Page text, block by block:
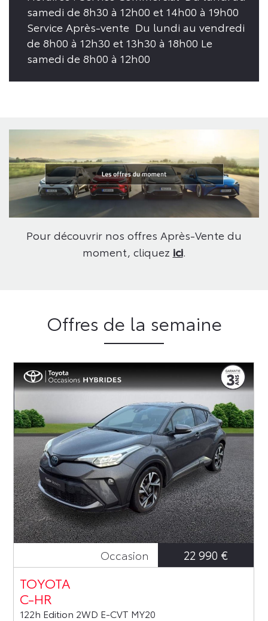
samedi de 8h30 à 12h00 et 14h00 à 19h00
Service Après-vente Du lundi au vendredi
de 8h00 à 12h30 et 13h30 à 18h00 Le
samedi de 8h00 à 12h00
Pour découvrir nos offres Après-Vente du
moment, cliquez ici.
Offres de la semaine
Occasion 22 990 €
TOYOTA
C-HR
122h Edition 2WD E-CVT MY20